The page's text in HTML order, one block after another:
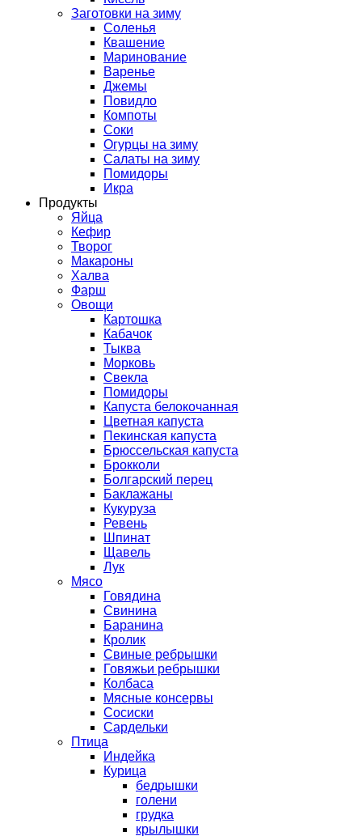
Заготовки на зиму
Соленья
Квашение
Маринование
Варенье
Джемы
Повидло
Компоты
Соки
Огурцы на зиму
Салаты на зиму
Помидоры
Икра
Продукты
Яйца
Кефир
Творог
Макароны
Халва
Фарш
Овощи
Картошка
Кабачок
Тыква
Морковь
Свекла
Помидоры
Капуста белокочанная
Цветная капуста
Пекинская капуста
Брюссельская капуста
Брокколи
Болгарский перец
Баклажаны
Кукуруза
Ревень
Шпинат
Щавель
Лук
Мясо
Говядина
Свинина
Баранина
Кролик
Свиные ребрышки
Говяжьи ребрышки
Колбаса
Мясные консервы
Сосиски
Сардельки
Птица
Индейка
Курица
бедрышки
голени
грудка
крылышки